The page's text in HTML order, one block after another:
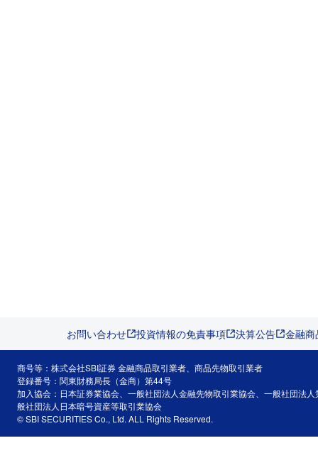
お問い合わせ 投資情報の免責事項 決算公告 金融
商号等：株式会社SBI証券 金融商品取引業者、商品先物取引業者
登録番号：関東財務局長（金商）第44号
加入協会：日本証券業協会、一般社団法人金融先物取引業協会、一般社団法
般社団法人日本暗号資産等取引業協会
© SBI SECURITIES Co., Ltd. ALL Rights Reserved.